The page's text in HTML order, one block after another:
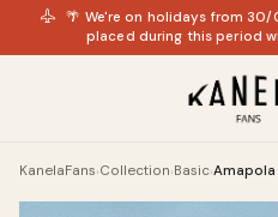
🌴 We're on holidays from
placed during this period
KanelaFans›Collection›Basic›Amapola